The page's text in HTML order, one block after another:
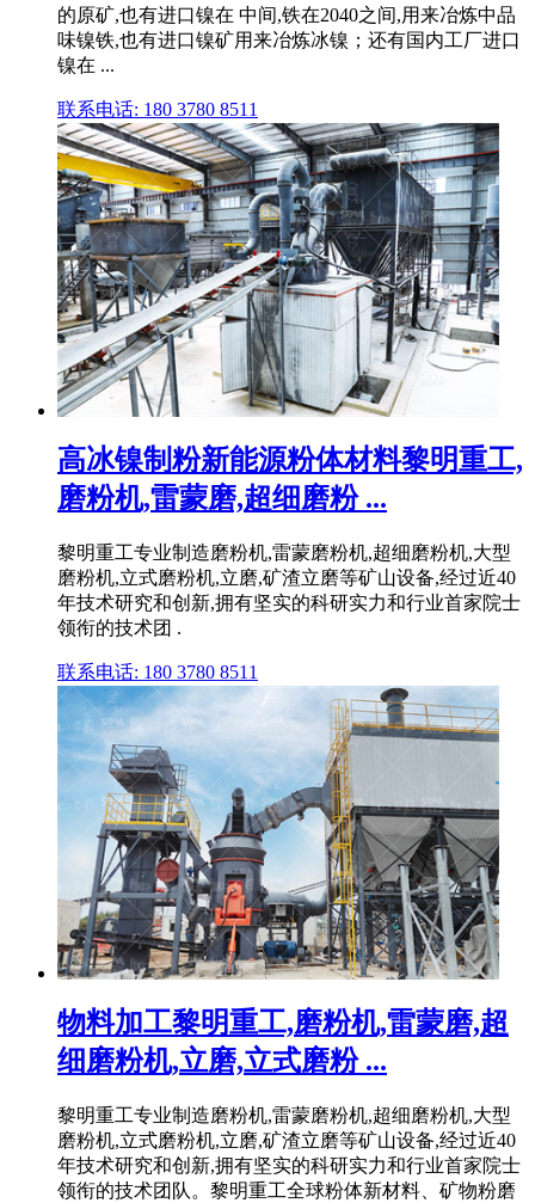
的原矿,也有进口镍在 中间,铁在2040之间,用来冶炼中品
味镍铁,也有进口镍矿用来冶炼冰镍；还有国内工厂进口
镍在 ...
联系电话: 180 3780 8511
高冰镍制粉新能源粉体材料黎明重工,
磨粉机,雷蒙磨,超细磨粉 ...
黎明重工专业制造磨粉机,雷蒙磨粉机,超细磨粉机,大型
磨粉机,立式磨粉机,立磨,矿渣立磨等矿山设备,经过近40
年技术研究和创新,拥有坚实的科研实力和行业首家院士
领衔的技术团 .
联系电话: 180 3780 8511
物料加工黎明重工,磨粉机,雷蒙磨,超
细磨粉机,立磨,立式磨粉 ...
黎明重工专业制造磨粉机,雷蒙磨粉机,超细磨粉机,大型
磨粉机,立式磨粉机,立磨,矿渣立磨等矿山设备,经过近40
年技术研究和创新,拥有坚实的科研实力和行业首家院士
领衔的技术团队。黎明重工全球粉体新材料、矿物粉磨